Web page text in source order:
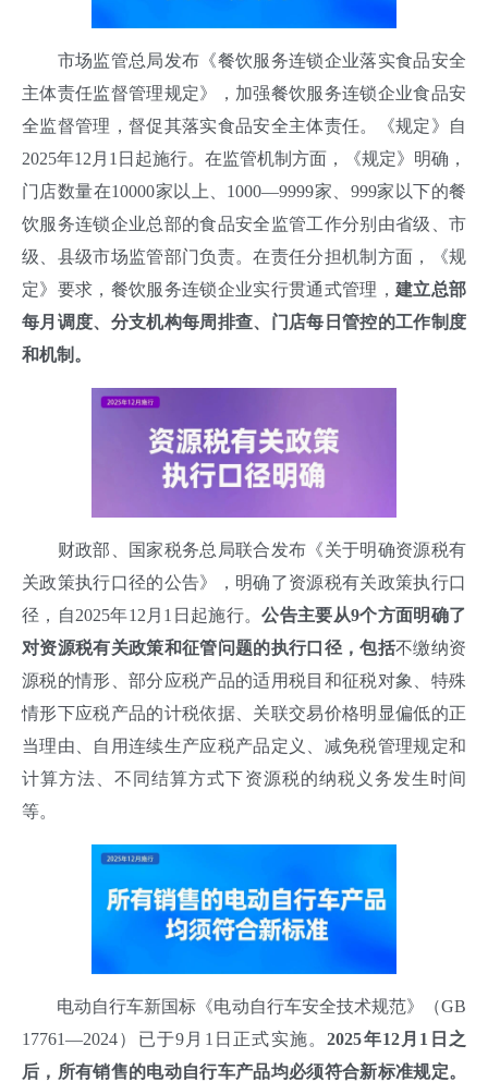
市场监管总局发布《餐饮服务连锁企业落实食品安全
主体责任监督管理规定》，加强餐饮服务连锁企业食品安
全监督管理，督促其落实食品安全主体责任。《规定》自
2025年12月1日起施行。在监管机制方面，《规定》明确，
门店数量在10000家以上、1000—9999家、999家以下的餐
饮服务连锁企业总部的食品安全监管工作分别由省级、市
级、县级市场监管部门负责。在责任分担机制方面，《规
定》要求，餐饮服务连锁企业实行贯通式管理， 建立总部
每月调度、分支机构每周排查、门店每日管控的工作制度
和机制 。
财政部、国家税务总局联合发布《关于明确资源税有
关政策执行口径的公告》，明确了资源税有关政策执行口
径，自2025年12月1日起施行。公告主要从9个方面明确了
对资源税有关政策和征管问题的执行口径，包括不缴纳资
源税的情形、部分应税产品的适用税目和征税对象、特殊
情形下应税产品的计税依据、关联交易价格明显偏低的正
当理由、自用连续生产应税产品定义、减免税管理规定和
计算方法、不同结算方式下资源税的纳税义务发生时间
等。
电动自行车新国标《电动自行车安全技术规范》（GB
17761—2024）已于9月1日正式实施。2025年12月1日之
后，所有销售的电动自行车产品均必须符合新标准规定。